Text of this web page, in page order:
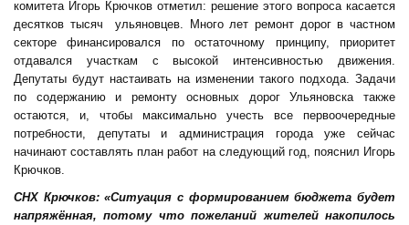
комитета Игорь Крючков отметил: решение этого вопроса касается
десятков тысяч ульяновцев. Много лет ремонт дорог в частном
секторе финансировался по остаточному принципу, приоритет
отдавался участкам с высокой интенсивностью движения.
Депутаты будут настаивать на изменении такого подхода. Задачи
по содержанию и ремонту основных дорог Ульяновска также
остаются, и, чтобы максимально учесть все первоочередные
потребности, депутаты и администрация города уже сейчас
начинают составлять план работ на следующий год, пояснил Игорь
Крючков.
СНХ Крючков: «Ситуация с формированием бюджета будет
напряжённая, потому что пожеланий жителей накопилось